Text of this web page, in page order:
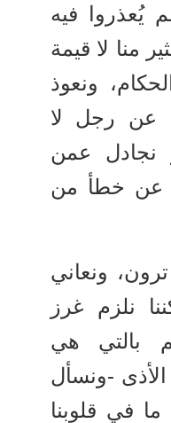
يُعذروا فيه
منا لا قيمة
ونعوذ
عن رجل لا
نجادل عمن
عن خطأ من
ونعاني
نلزم غرز
بالتي هي
-ونسأل
ما في قلوبنا